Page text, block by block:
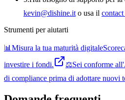
kevin@dishine.it o usa il
Strumenti per aiutarti
📊 Misura la tua maturità digitale
investire i fondi.
⚖️Sei conforme
di compliance prima di adottare nuovi